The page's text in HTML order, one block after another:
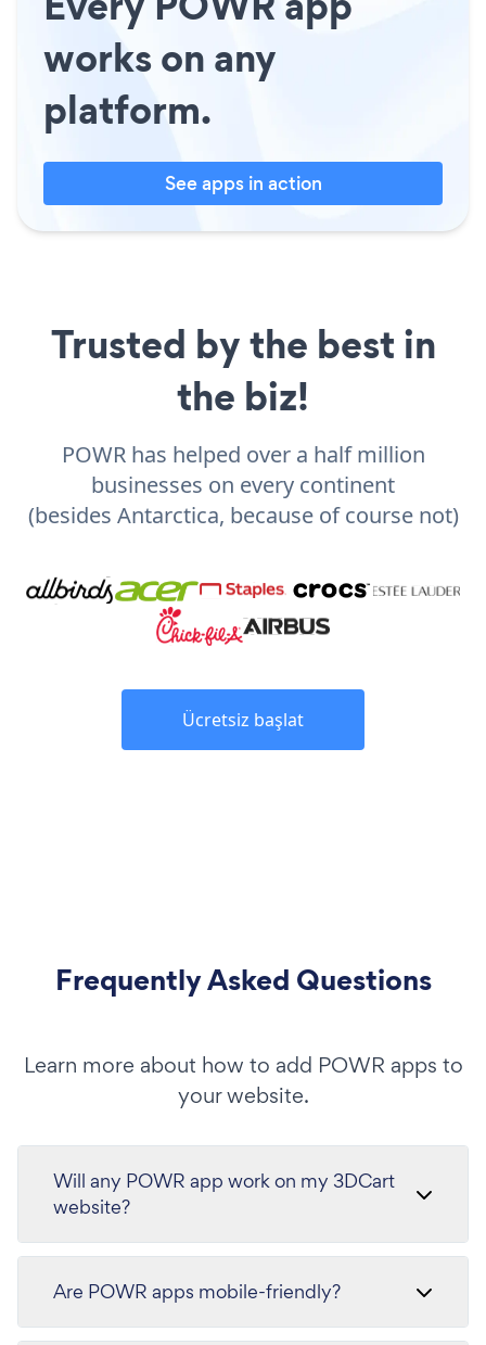
works on any
platform.
See apps in action
Trusted by the best in
the biz!
POWR has helped over a half million
businesses on every continent
(besides Antarctica, because of course not)
Ücretsiz başlat
Frequently Asked Questions
Learn more about how to add POWR apps to
your website.
Will any POWR app work on my 3DCart
website?
Are POWR apps mobile-friendly?